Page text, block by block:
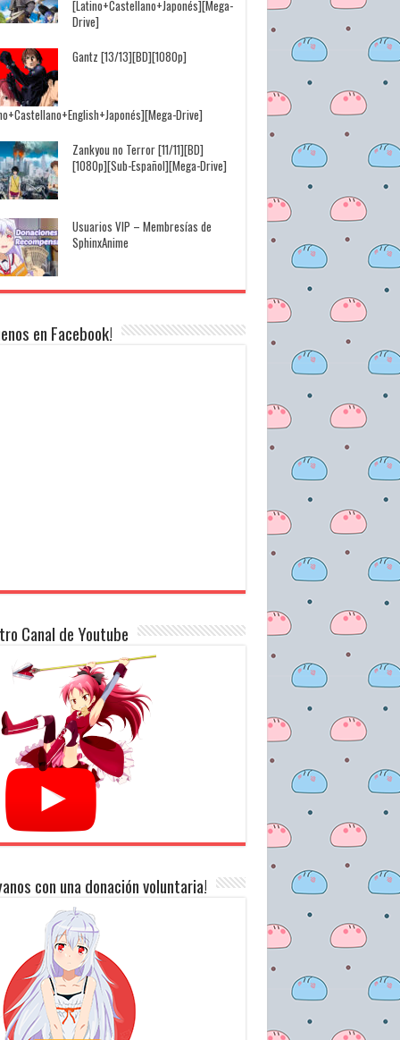
[Latino+Castellano+Japonés][Mega-
Drive]
Gantz [13/13][BD][1080p]
Drive]
Zankyou no Terror [11/11][BD]
[1080p][Sub-Español][Mega-Drive]
Usuarios VIP – Membresías de
SphinxAnime
en Facebook!
Canal de Youtube
con una donación voluntaria!